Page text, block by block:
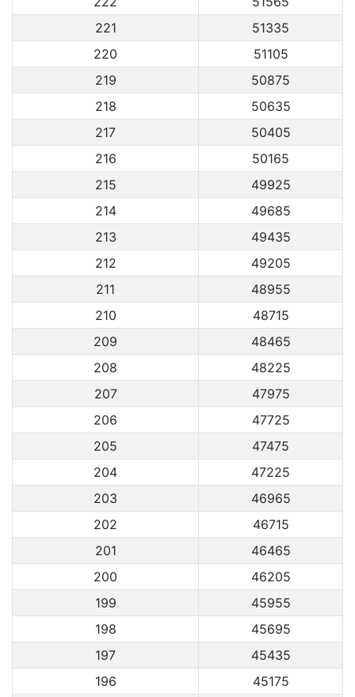
221
51335
220
51105
219
50875
218
50635
217
50405
216
50165
215
49925
214
49685
213
49435
212
49205
211
48955
210
48715
209
48465
208
48225
207
47975
206
47725
205
47475
204
47225
203
46965
202
46715
201
46465
200
46205
199
45955
198
45695
197
45435
196
45175